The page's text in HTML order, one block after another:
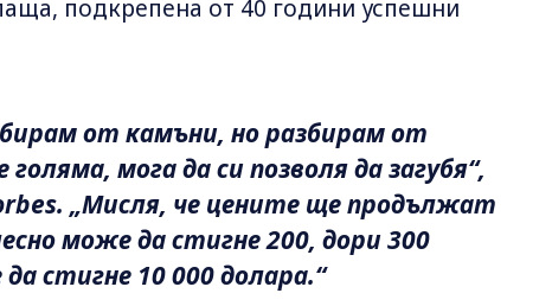
подкрепена от 40 години успешни
от камъни, но разбирам от
мога да си позволя да загубя“,
„Мисля, че цените ще продължат
може да стигне 200, дори 300
стигне 10 000 долара.“